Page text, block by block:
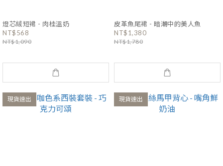
燈芯絨短裙 - 肉桂溫奶
NT$568
NT$1,090
皮革魚尾裙 - 暗潮中的美人魚
NT$1,380
NT$1,780
現貨速出 現貨速出